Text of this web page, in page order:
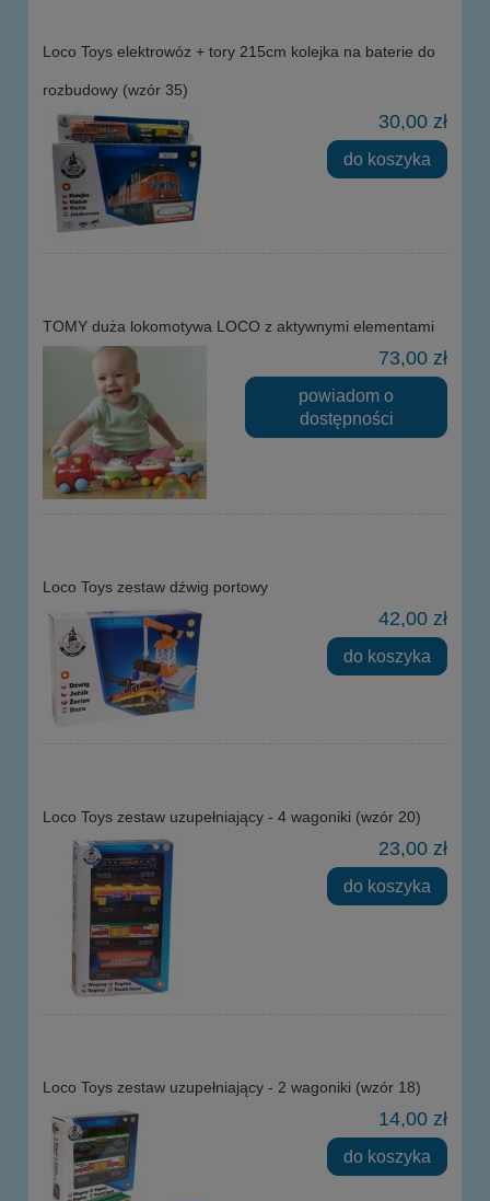
Loco Toys elektrowóz + tory 215cm kolejka na baterie do
rozbudowy (wzór 35)
30,00 zł
do koszyka
TOMY duża lokomotywa LOCO z aktywnymi elementami
73,00 zł
powiadom o
dostępności
Loco Toys zestaw dźwig portowy
42,00 zł
do koszyka
Loco Toys zestaw uzupełniający - 4 wagoniki (wzór 20)
23,00 zł
do koszyka
Loco Toys zestaw uzupełniający - 2 wagoniki (wzór 18)
14,00 zł
do koszyka